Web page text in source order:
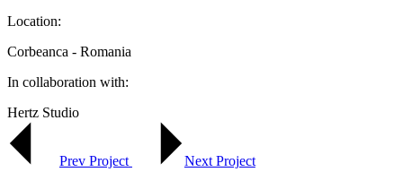
Location:
Corbeanca - Romania
In collaboration with:
Hertz Studio
Prev Project Next Project